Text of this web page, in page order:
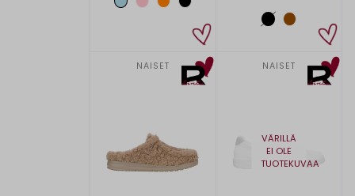
NAISET NAISET
VÄRILLÄ
EI OLE
TUOTEKUVAA